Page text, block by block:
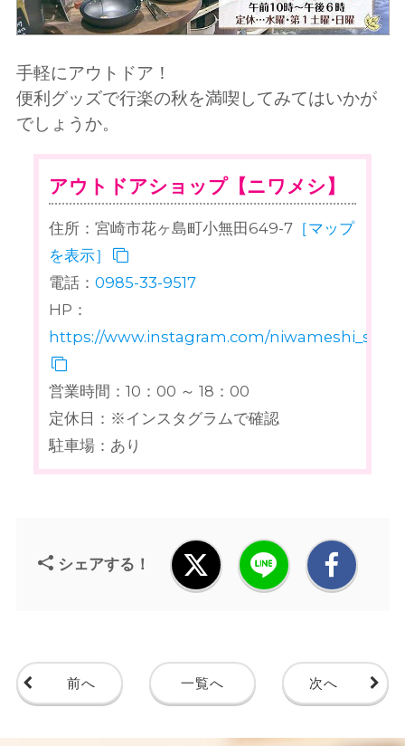
手軽にアウトドア！
便利グッズで行楽の秋を満喫してみてはいかが
でしょうか。
アウトドアショップ【ニワメシ】
住所：宮崎市花ヶ島町小無田649-7 ［マップ
を表示］
電話：0985-33-9517
HP：
https://www.instagram.com/
営業時間：10：00 ～ 18：00
定休日：※インスタグラムで確認
駐車場：あり
シェアする！
前へ 一覧へ 次へ